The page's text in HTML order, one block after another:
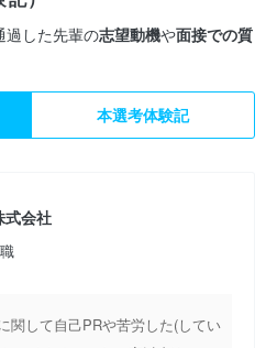
過した先輩の志望動機や面接での質
本選考体験記
式会社
関して自己PRや苦労した(してい